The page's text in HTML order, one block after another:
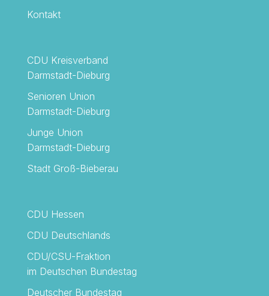
Kontakt
CDU Kreisverband
Darmstadt-Dieburg
Senioren Union
Darmstadt-Dieburg
Junge Union
Darmstadt-Dieburg
Stadt Groß-Bieberau
CDU Hessen
CDU Deutschlands
CDU/CSU-Fraktion
im Deutschen Bundestag
Deutscher Bundestag